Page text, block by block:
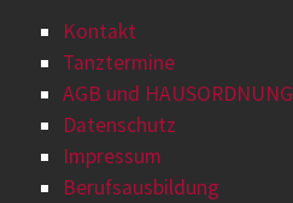
Kontakt
Tanztermine
AGB und HAUSORDNUNG
Datenschutz
Impressum
Berufsausbildung